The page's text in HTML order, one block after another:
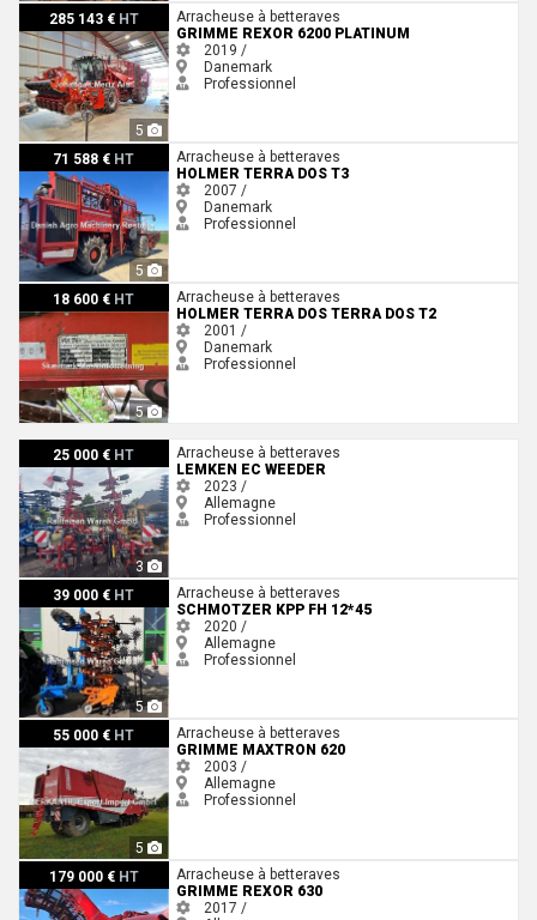
285 143 € HT
5
Grimme REXOR 6200 PLATINUMArracheuse à betteraves
GRIMME REXOR 6200 PLATINUM
2019 /
Danemark
Professionnel
71 588 € HT
5
Holmer Terra Dos T3
Arracheuse à betteraves
HOLMER TERRA DOS T3
2007 /
Danemark
Professionnel
18 600 € HT
5
Holmer Terra Dos Terra dos t2Arracheuse à betteraves
HOLMER TERRA DOS TERRA DOS T2
2001 /
Danemark
Professionnel
25 000 € HT
3
Lemken EC Weeder
Arracheuse à betteraves
LEMKEN EC WEEDER
2023 /
Allemagne
Professionnel
39 000 € HT
5
Schmotzer KPP FH 12*45Arracheuse à betteraves
SCHMOTZER KPP FH 12*45
2020 /
Allemagne
Professionnel
55 000 € HT
5
Grimme Maxtron 620
Arracheuse à betteraves
GRIMME MAXTRON 620
2003 /
Allemagne
Professionnel
179 000 € HT
Grimme Rexor 630
Arracheuse à betteraves
GRIMME REXOR 630
2017 /